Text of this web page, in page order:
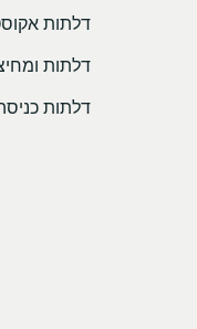
דלתות
דלתות
דלתות